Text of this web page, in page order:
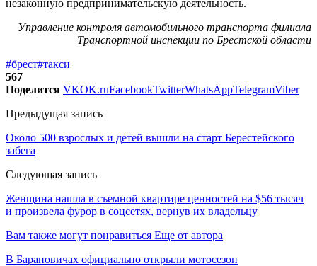
незаконную предпринимательскую деятельность.
Управление контроля автомобильного транспорта филиала
Транспортной инспекции по Брестской области
#брест#такси
567
Поделится VKOK.ruFacebookTwitterWhatsAppTelegramViber
Предыдущая запись
Около 500 взрослых и детей вышли на старт Берестейского
забега
Следующая запись
Женщина нашла в съемной квартире ценностей на $56 тысяч
и произвела фурор в соцсетях, вернув их владельцу
Вам также могут понравиться Еще от автора
В Барановичах официально открыли мотосезон